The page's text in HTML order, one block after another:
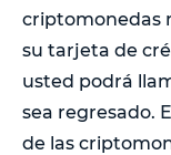
criptomonedas
su tarjeta de
usted podrá
sea regresado.
de las